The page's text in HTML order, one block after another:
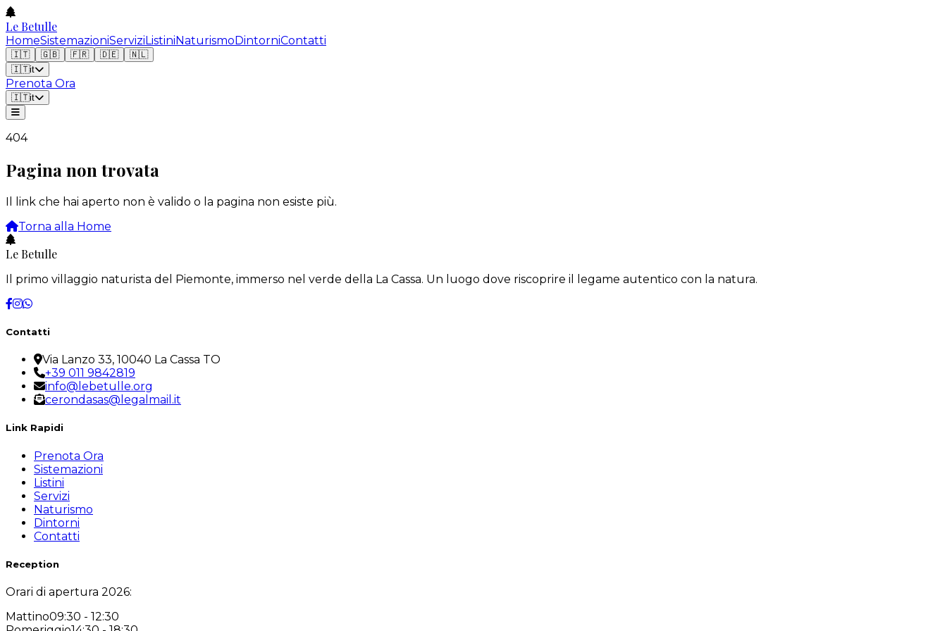
Le Betulle
HomeSistemazioniServiziListiniNaturismoDintorniContatti
🇮🇹 🇬🇧 🇫🇷 🇩🇪
🇳🇱
🇮🇹it
Prenota Ora
🇮🇹it
404
Pagina non trovata
Il link che hai aperto non è valido o la pagina non esiste più.
Torna alla Home
Le Betulle
Il primo villaggio naturista del Piemonte, immerso nel verde della La Cassa. Un luogo dove riscoprire il legame autentico con la natura.
Contatti
Via Lanzo 33, 10040 La Cassa TO
+39 011 9842819
info@lebetulle.org
cerondasas@legalmail.it
Link Rapidi
Prenota Ora
Sistemazioni
Listini
Servizi
Naturismo
Dintorni
Contatti
Reception
Orari di apertura 2026:
Mattino09:30 - 12:30